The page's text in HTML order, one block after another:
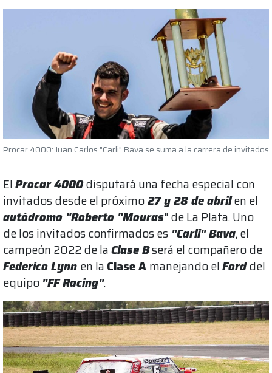
Procar 4000: Juan Carlos "Carli" Bava se suma a la carrera de invitados
ElProcar 4000disputará una fecha especial con
invitados desde el próximo27 y 28 de abrilen el
autódromo "Roberto "Mouras" de La Plata. Uno
de los invitados confirmados es "Carli" Bava, el
campeón 2022 de laClase Bserá el compañero de
Federico Lynn en la Clase A manejando elForddel
equipo "FF Racing".